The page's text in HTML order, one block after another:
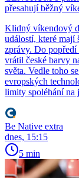
přesahují běžný
Klidný víkendový
událostí, které mají
zprávy. Do popředí
vrátil české barvy
světa. Vedle toho
evropských
limity spoléhání na
Be Native extra
dnes, 15:15
5 min